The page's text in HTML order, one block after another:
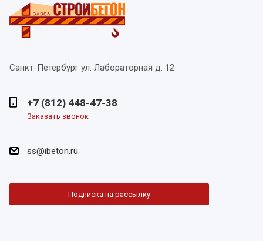
Санкт-Петербург ул. Лабораторная д. 12
+7 (812) 448-47-38
Заказать звонок
ss@ibeton.ru
Подписка на рассылку